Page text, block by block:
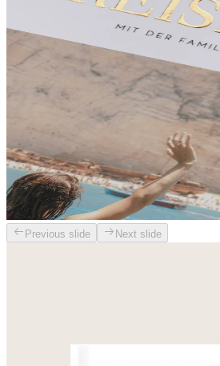
Previous slide Next slide